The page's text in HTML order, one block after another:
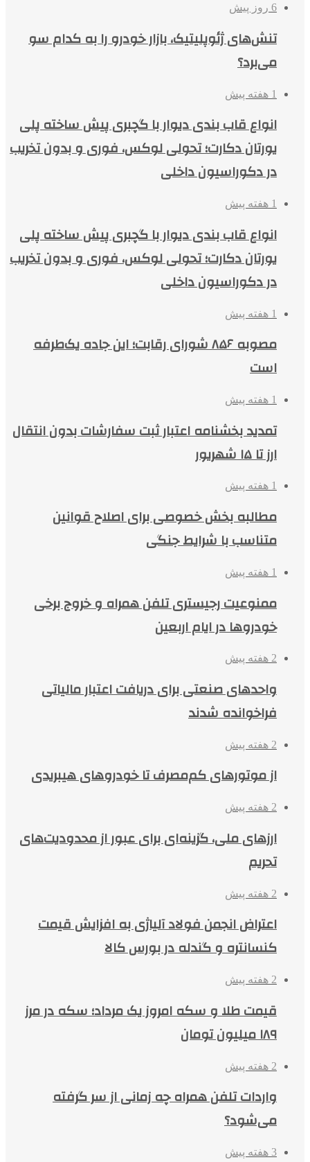
6 روز پیش
تنش‌های ژئوپلیتیک، بازار خودرو را به کدام سو
می‌برد؟
1 هفته پیش
انواع قاب بندی دیوار با گچبری پیش ساخته پلی
یورتان دکارت؛ تحولی لوکس، فوری و بدون تخریب
در دکوراسیون داخلی
1 هفته پیش
انواع قاب بندی دیوار با گچبری پیش ساخته پلی
یورتان دکارت؛ تحولی لوکس، فوری و بدون تخریب
در دکوراسیون داخلی
1 هفته پیش
مصوبه ۸۵۶ شورای رقابت؛ این جاده یک‌طرفه
است
1 هفته پیش
تمدید بخشنامه اعتبار ثبت سفارشات بدون انتقال
ارز تا ۱۵ شهریور
1 هفته پیش
مطالبه بخش خصوصی برای اصلاح قوانین
متناسب با شرایط جنگی
1 هفته پیش
ممنوعیت رجیستری تلفن همراه و خروج برخی
خودروها در ایام اربعین
2 هفته پیش
واحدهای صنعتی برای دریافت اعتبار مالیاتی
فراخوانده شدند
2 هفته پیش
از موتورهای کم‌مصرف تا خودروهای هیبریدی
2 هفته پیش
ارزهای ملی، گزینه‌ای برای عبور از محدودیت‌های
تحریم
2 هفته پیش
اعتراض انجمن فولاد آلیاژی به افزایش قیمت
کنسانتره و گندله در بورس کالا
2 هفته پیش
قیمت طلا و سکه امروز یک مرداد؛ سکه در مرز
۱۸۹ میلیون تومان
2 هفته پیش
واردات تلفن همراه چه زمانی از سر گرفته
می‌شود؟
3 هفته پیش